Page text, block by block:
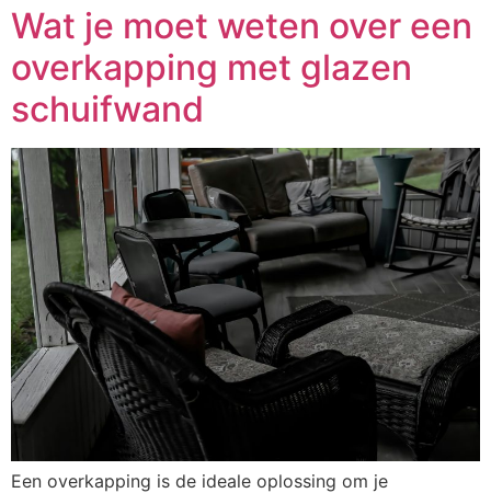
Wat je moet weten over een
overkapping met glazen
schuifwand
Een overkapping is de ideale oplossing om je